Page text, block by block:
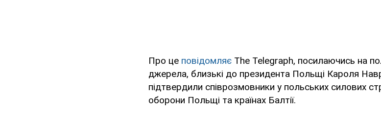
Про це повідомляє The Telegraph, посилаючись на
джерела, близькі до президента Польщі Кароля
підтвердили співрозмовники у польських силових
оборони Польщі та країнах Балтії.